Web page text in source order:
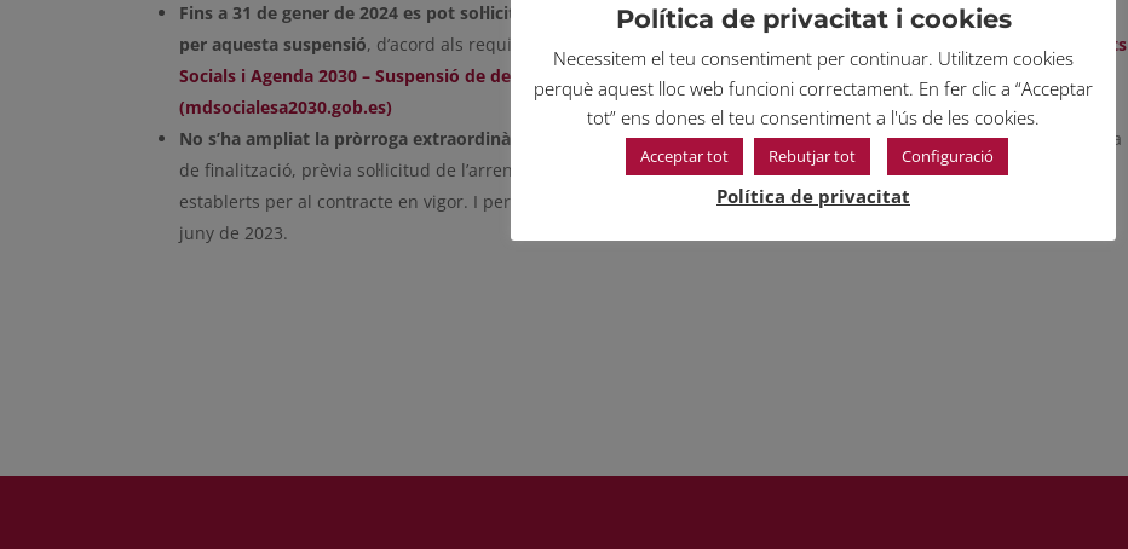
Fins a 31 de gener de 2024 es pot sol·licitar compensació per part de l’arrendador o propietari que es veu afectat
per aquesta suspensió, d’acord als requisits ja establerts amb anterioritat. Els podeu consultar a:
Ministeri de Drets
Socials i Agenda 2030 – Suspensió de desnonaments i de llançaments, i compensació als arrendadors
(mdsocialesa2030.gob.es)
No s’ha ampliat la pròrroga extraordinària del termini dels contractes d’arrendament de sis mesosdes de la data
de finalització, prèvia sol·licitud de l’arrendatari, durant la qual es continuaven aplicant els termes i condicions
establerts per al contracte en vigor. I per tant, aquest dret a pròrroga dels contractes de lloguer finalitza el 30 de
juny de 2023.
Política de privacitat i cookies
Necessitem el teu consentiment per continuar. Utilitzem cookies
perquè aquest lloc web funcioni correctament. En fer clic a “Acceptar
tot” ens dones el teu consentiment a l'ús de les cookies.
Acceptar tot Rebutjar tot Configuració
Política de privacitat